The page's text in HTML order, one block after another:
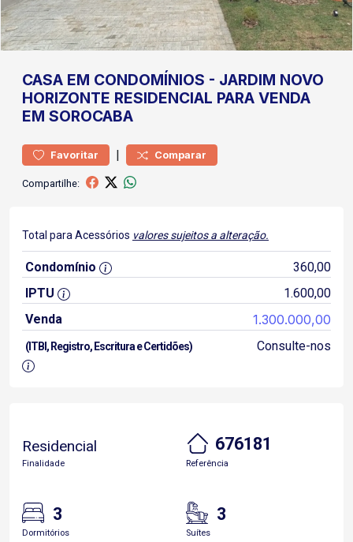
CASA EM CONDOMÍNIOS - JARDIM NOVO
HORIZONTE RESIDENCIAL PARA VENDA
EM SOROCABA
Favoritar | Comparar
Compartilhe:
Total para Acessórios valores sujeitos a alteração.
Condomínio
360,00
IPTU
1.600,00
Venda
1.300.000,00
(ITBI, Registro, Escritura e Certidões) Consulte-nos
Residencial
Finalidade
676181
Referência
3
Dormitórios
3
Suítes